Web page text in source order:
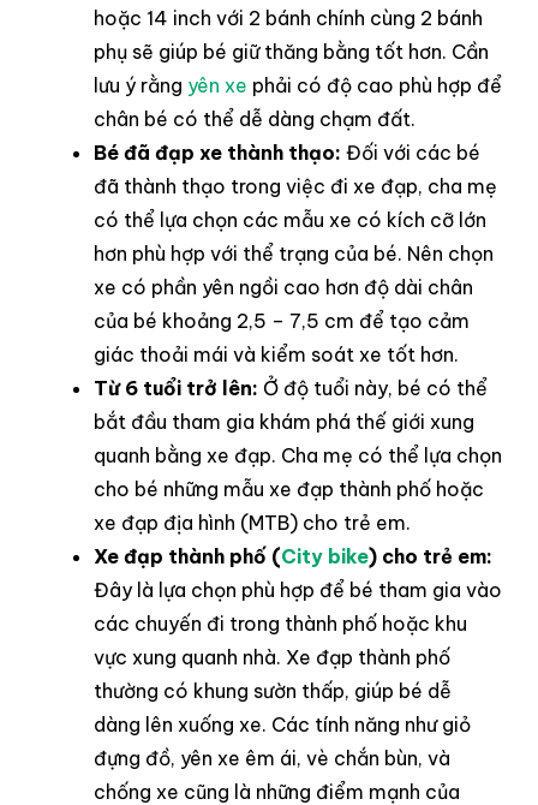
hoặc 14 inch với 2 bánh chính cùng 2 bánh
phụ sẽ giúp bé giữ thăng bằng tốt hơn. Cần
lưu ý rằng yên xe phải có độ cao phù hợp để
chân bé có thể dễ dàng chạm đất.
Bé đã đạp xe thành thạo: Đối với các bé
đã thành thạo trong việc đi xe đạp, cha mẹ
có thể lựa chọn các mẫu xe có kích cỡ lớn
hơn phù hợp với thể trạng của bé. Nên chọn
xe có phần yên ngồi cao hơn độ dài chân
của bé khoảng 2,5 – 7,5 cm để tạo cảm
giác thoải mái và kiểm soát xe tốt hơn.
Từ 6 tuổi trở lên: Ở độ tuổi này, bé có thể
bắt đầu tham gia khám phá thế giới xung
quanh bằng xe đạp. Cha mẹ có thể lựa chọn
cho bé những mẫu xe đạp thành phố hoặc
xe đạp địa hình (MTB) cho trẻ em.
Xe đạp thành phố (City bike) cho trẻ em:
Đây là lựa chọn phù hợp để bé tham gia vào
các chuyến đi trong thành phố hoặc khu
vực xung quanh nhà. Xe đạp thành phố
thường có khung sườn thấp, giúp bé dễ
dàng lên xuống xe. Các tính năng như giỏ
đựng đồ, yên xe êm ái, vè chắn bùn, và
chống xe cũng là những điểm mạnh của